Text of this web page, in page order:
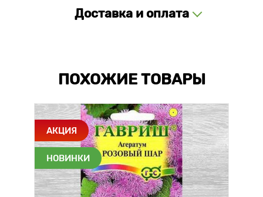
Доставка и оплата
ПОХОЖИЕ ТОВАРЫ
АКЦИЯ
НОВИНКИ